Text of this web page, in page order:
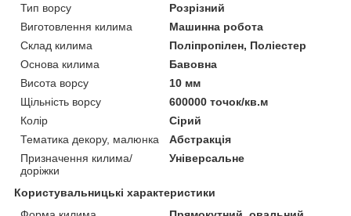
Тип ворсу
Розрізний
Виготовлення килима
Машинна робота
Склад килима
Поліпропілен, Поліестер
Основа килима
Бавовна
Висота ворсу
10 мм
Щільність ворсу
600000 точок/кв.м
Колір
Сірий
Тематика декору, малюнка
Абстракція
Призначення килима/
доріжки
Універсальне
Користувальницькі характеристики